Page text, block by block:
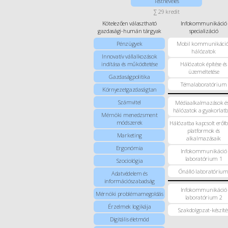
∑ 29 kredit
Kötelezően választható
gazdasági-humán tárgyak
Pénzügyek
Innovatív vállalkozások
indítása és működtetése
Gazdaságpolitika
Környezetgazdaságtan
Számvitel
Mérnöki menedzsment
módszerek
Marketing
Ergonómia
Szociológia
Adatvédelem és
információszabadság
Mérnöki problémamegoldás
Érzelmek logikája
Digitális életmód
Infokommunikáció
specializáció
Mobil
hálózatok
Hálózatok építése és
üzemeltetése
Témalaboratórium
Médiaalkalmazások
hálózatok a
Hálózatba kapcsolt
platformok és
alkalmazásaik
Infokommunikáció
laboratórium 1
Önálló laboratórium
Infokommunikáció
laboratórium 2
Szakdolgozat-